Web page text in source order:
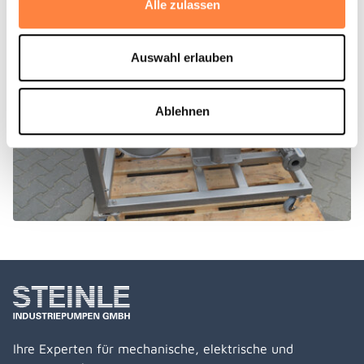
Alle zulassen
Auswahl erlauben
Ablehnen
Ihre Experten für mechanische, elektrische und